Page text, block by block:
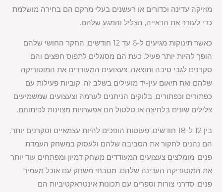
מוזיקה עדינה וכדורים או רעשנים בעלי מרקם הם בחירה מושלמת
כדי לעורר את הראייה, הצליל והמגע שלהם.
כאשר תינוקות מגיעים ל-6 עד 12 חודשים, החקר החושי שלהם
הופך להיות יותר פעיל. כעת הם מסוגלים לתפוס חפצים והם
סקרנים לגבי סיבה ותוצאה. צעצועים המעודדים את המוטוריקה
שלהם ואת תיאום עין-יד מועילים בשלב זה. קוביות פעילות עם
כפתורים וכפתורים, בלוקים הניתנים לערמה וצעצועים שמשמיעים
צלילים שונים בלחיצה או טלטול הם אפשרויות מצוינות לפיתוחם.
בין 12 ל-18 חודשים, פעוטות הופכים להיות עצמאיים וסקרנים יותר.
הם נהנים לחקור את הסביבה שלהם ולעסוק במשחק העמדת
פנים. מומלצים צעצועים המעודדים משחק דמיון ומפתחים עוד יותר
את המוטוריקה העדינה שלהם. מטבחי משחק עם אוכל מעמיד
פנים, סדרני צורות וספרים עם תכונות אינטראקטיביות הם